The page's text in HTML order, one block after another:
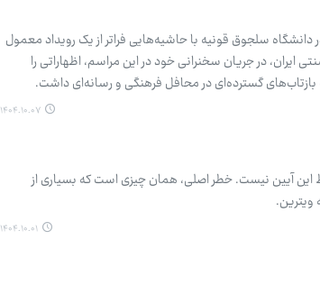
سلجوق قونیه با حاشیه‌هایی فراتر از یک رویداد معمول
در جریان سخنرانی خود در این مراسم، اظهاراتی را
بازتاب‌های گسترده‌ای در محافل فرهنگی و رسانه‌ای داشت.
۱۴۰۴.۱۰.۰۷
آیین نیست. خطر اصلی، همان چیزی است که بسیاری از
ویترین.
۱۴۰۴.۱۰.۰۱